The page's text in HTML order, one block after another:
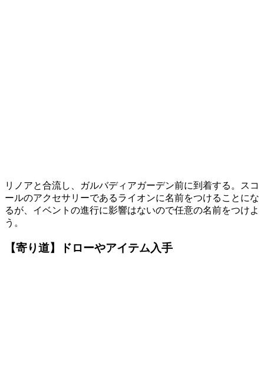
リノアと合流し、ガルバディアガーデン前に到着する。スコ
ールのアクセサリーであるライオンに名前をつけることにな
るが、イベントの進行に影響はないので任意の名前をつけよ
う。
【寄り道】ドローやアイテム入手